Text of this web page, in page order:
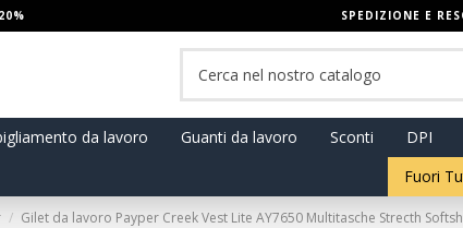
SPEDIZIONE E
da lavoro Guanti da lavoro Sconti DPI
Fuori
Gilet da lavoro Payper Creek Vest Lite AY7650 Multitasche Strecth